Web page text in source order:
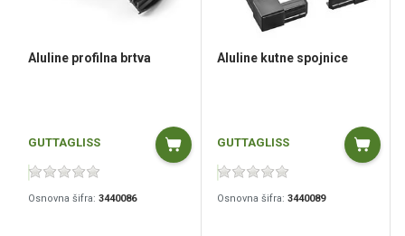
Aluline profilna brtva
GUTTAGLISS
Osnovna šifra: 3440086
Aluline kutne spojnice
GUTTAGLISS
Osnovna šifra: 3440089